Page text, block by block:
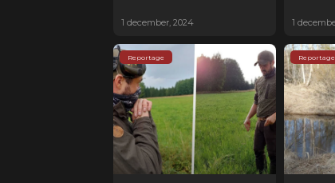
1 december, 2024 1
Reportage Reportage